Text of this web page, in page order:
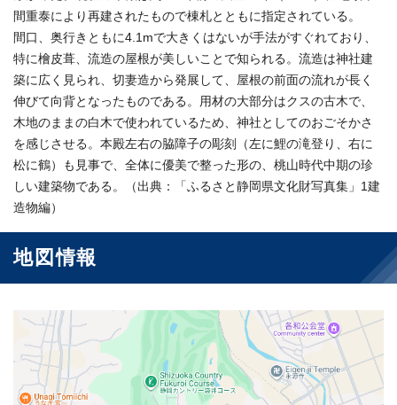
間重泰により再建されたもので棟札とともに指定されている。
間口、奥行きともに4.1mで大きくはないが手法がすぐれており、
特に檜皮葺、流造の屋根が美しいことで知られる。流造は神社建
築に広く見られ、切妻造から発展して、屋根の前面の流れが長く
伸びて向背となったものである。用材の大部分はクスの古木で、
木地のままの白木で使われているため、神社としてのおごそかさ
を感じさせる。本殿左右の脇障子の彫刻（左に鯉の滝登り、右に
松に鶴）も見事で、全体に優美で整った形の、桃山時代中期の珍
しい建築物である。（出典：「ふるさと静岡県文化財写真集」1建
造物編）
地図情報